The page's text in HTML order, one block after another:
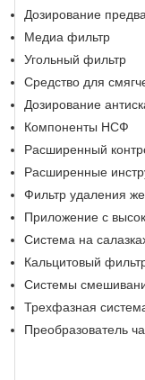
Дозирование
Медиа фильтр
Угольный фильтр
Средство для
Дозирование
Компоненты НСФ
Расширенный
Расширенные
Фильтр удаления
Приложение с
Система на
Кальцитовый
Системы
Трехфазная
Преобразователь